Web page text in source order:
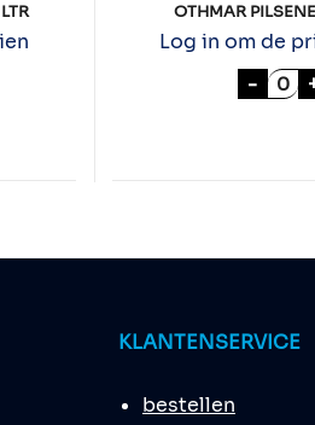
0.0% FUST 20 LTR aantal
OTHMAR
Log in om de
-
KLANTENSERVICE
bestellen